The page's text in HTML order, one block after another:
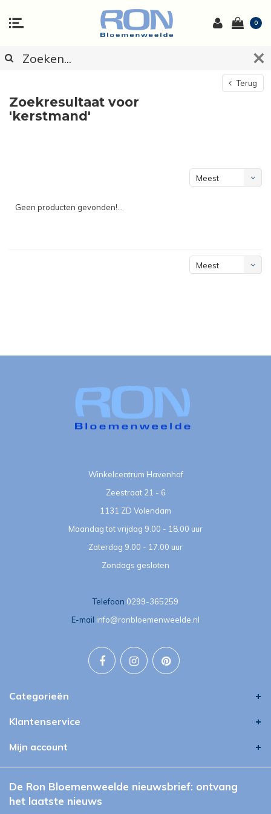
0
Terug
Zoekresultaat voor
'kerstmand'
Meest
Geen producten gevonden!...
Meest
Winkelcentrum Havenhof
Zeestraat 21 - 6
1131 ZD Volendam
Maandag tot vrijdag 9.00 - 18.00 uur
Zaterdag 9.00 - 17.00 uur
Zondags gesloten
Telefoon 0299-365259
E-mail info@ronbloemenweelde.nl
Categorieën
Klantenservice
Mijn account
De Ron Bloemenweelde nieuwsbrief: ontvang
het laatste nieuws